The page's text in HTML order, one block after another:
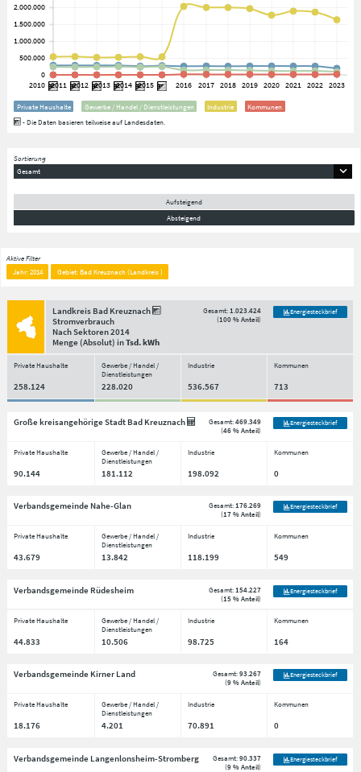
Private Haushalte Gewerbe / Handel / Dienstleistungen Industrie
Kommunen
- Die Daten basieren teilweise auf Landesdaten.
Sortierung
Gesamt
Aufsteigend
Absteigend
Aktive Filter
Jahr: 2014
Gebiet: Bad Kreuznach (Landkreis )
Landkreis Bad Kreuznach
Stromverbrauch
Nach Sektoren2014
Menge(Absolut) inTsd. kWh
Gesamt: 1.023.424
(100 % Anteil)
Energiesteckbrief
Private Haushalte
Gewerbe / Handel /
Dienstleistungen
Industrie Kommunen
258.124 228.020 536.567 713
Große kreisangehörige Stadt Bad Kreuznach Gesamt:469.349
(46 % Anteil)
Energiesteckbrief
Private Haushalte
Gewerbe / Handel /
Dienstleistungen
Industrie Kommunen
90.144 181.112 198.092 0
Verbandsgemeinde Nahe-Glan Gesamt:176.269
(17 % Anteil)
Energiesteckbrief
Private Haushalte
Gewerbe / Handel /
Dienstleistungen
Industrie Kommunen
43.679 13.842 118.199 549
Verbandsgemeinde Rüdesheim Gesamt: 154.227
(15 % Anteil)
Energiesteckbrief
Private Haushalte
Gewerbe / Handel /
Dienstleistungen
Industrie Kommunen
44.833 10.506 98.725 164
Verbandsgemeinde Kirner Land Gesamt:93.267
(9 % Anteil)
Energiesteckbrief
Private Haushalte
Gewerbe / Handel /
Dienstleistungen
Industrie Kommunen
18.176 4.201 70.891 0
Verbandsgemeinde Langenlonsheim-Stromberg Gesamt:90.337
(9 % Anteil)
Energiesteckbrief